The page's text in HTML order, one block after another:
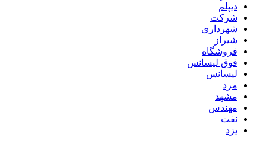
دیپلم
شرکت
شهرداری
شیراز
فروشگاه
فوق لیسانس
لیسانس
مرد
مشهد
مهندس
نفت
یزد